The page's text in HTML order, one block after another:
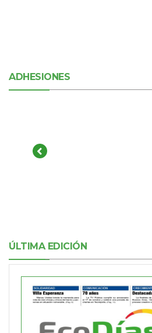
ADHESIONES
ÚLTIMA EDICIÓN